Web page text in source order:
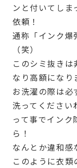
ンと付いてし
依頼！
通称「インク爆
（笑）
このシミ抜き
なり高額になり
お洗濯の際は必
洗ってください
って事でインク
ら！
なんとか違和感
このように衣